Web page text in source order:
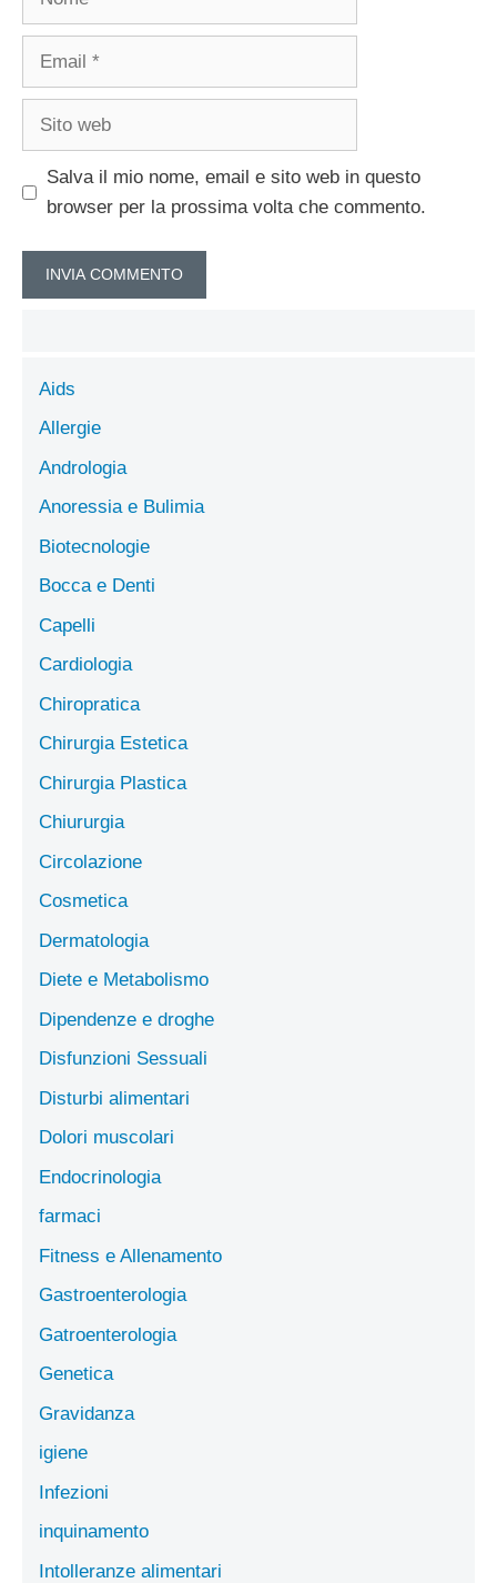
Email
Sito
Salva il mio nome, email e sito web in questo
browser per la prossima volta che commento.
Aids
Allergie
Andrologia
Anoressia e Bulimia
Biotecnologie
Bocca e Denti
Capelli
Cardiologia
Chiropratica
Chirurgia Estetica
Chirurgia Plastica
Chiururgia
Circolazione
Cosmetica
Dermatologia
Diete e Metabolismo
Dipendenze e droghe
Disfunzioni Sessuali
Disturbi alimentari
Dolori muscolari
Endocrinologia
farmaci
Fitness e Allenamento
Gastroenterologia
Gatroenterologia
Genetica
Gravidanza
igiene
Infezioni
inquinamento
Intolleranze alimentari